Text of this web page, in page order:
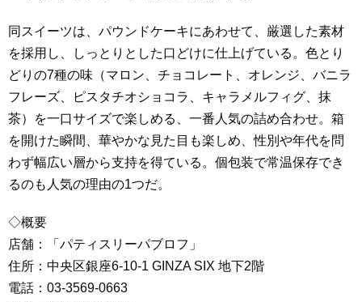
同スイーツは、パウンドケーキにあわせて、厳選した素材
を採用し、しっとりとした口どけに仕上げている。色とり
どりの7種の味（マロン、チョコレート、オレンジ、バニラ
フレーズ、ピスタチオショコラ、キャラメルフィグ、抹
茶）を一口サイズで楽しめる、一番人気の詰め合わせ。箱
を開けた瞬間、華やかな見た目も楽しめ、性別や年代を問
わず幅広い層から支持を得ている。個包装で常温保存でき
るのも人気の理由の1つだ。
◇概要
店舗：「パティスリーパブロフ」
住所：中央区銀座6-10-1 GINZA SIX 地下2階
電話：03-3569-0663